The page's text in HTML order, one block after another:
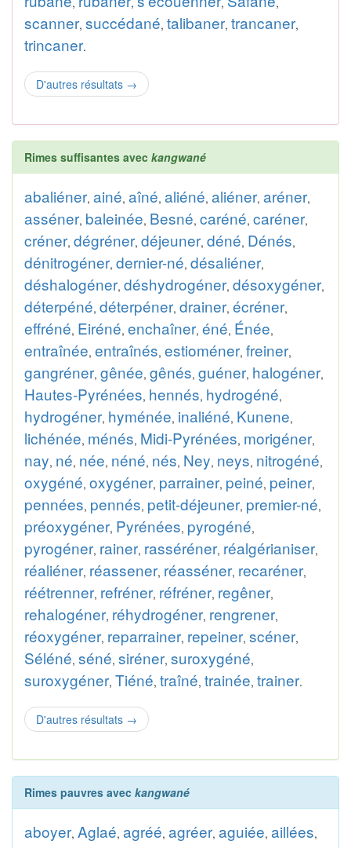
scanner, succédané, talibaner, trancaner,
trincaner.
D'autres résultats →
Rimes suffisantes avec kangwané
abaliéner, ainé, aîné, aliéné, aliéner, aréner,
asséner, baleinée, Besné, caréné, caréner,
créner, dégréner, déjeuner, déné, Dénés,
dénitrogéner, dernier-né, désaliéner,
déshalogéner, déshydrogéner, désoxygéner,
déterpéné, déterpéner, drainer, écréner,
effréné, Eiréné, enchaîner, éné, Énée,
entraînée, entraînés, estioméner, freiner,
gangréner, gênée, gênés, guéner, halogéner,
Hautes-Pyrénées, hennés, hydrogéné,
hydrogéner, hyménée, inaliéné, Kunene,
lichénée, ménés, Midi-Pyrénées, morigéner,
nay, né, née, néné, nés, Ney, neys, nitrogéné,
oxygéné, oxygéner, parrainer, peiné, peiner,
pennées, pennés, petit-déjeuner, premier-né,
préoxygéner, Pyrénées, pyrogéné,
pyrogéner, rainer, rasséréner, réalgérianiser,
réaliéner, réassener, réasséner, recaréner,
réétrenner, refréner, réfréner, regêner,
rehalogéner, réhydrogéner, rengrener,
réoxygéner, reparrainer, repeiner, scéner,
Séléné, séné, siréner, suroxygéné,
suroxygéner, Tiéné, traîné, trainée, trainer.
D'autres résultats →
Rimes pauvres avec kangwané
aboyer, Aglaé, agréé, agréer, aguiée, aillées,